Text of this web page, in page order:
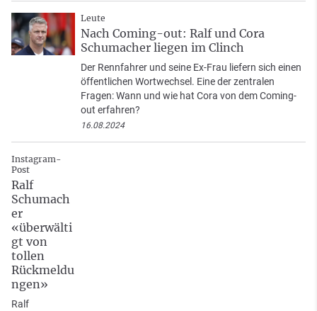
Leute
Nach Coming-out: Ralf und Cora
Schumacher liegen im Clinch
Der Rennfahrer und seine Ex-Frau liefern sich einen
öffentlichen Wortwechsel. Eine der zentralen
Fragen: Wann und wie hat Cora von dem Coming-
out erfahren?
16.08.2024
Instagram-
Post
Ralf
Schumach
er
«überwälti
gt von
tollen
Rückmeldu
ngen»
Ralf